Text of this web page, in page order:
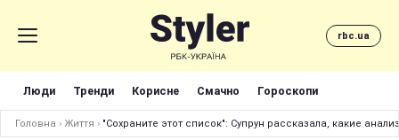
rbc.ua
Люди Тренди Корисне Смачно Гороскопи
Головна › Життя › "Сохраните этот список": Супрун рассказала, какие